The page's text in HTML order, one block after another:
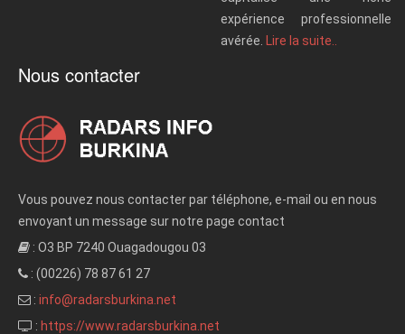
expérience professionnelle
avérée.
Lire la suite..
Nous contacter
Vous pouvez nous contacter par téléphone, e-mail ou en nous
envoyant un message sur notre page contact
: O3 BP 7240 Ouagadougou 03
: (00226) 78 87 61 27
: info@radarsburkina.net
: https://www.radarsburkina.net